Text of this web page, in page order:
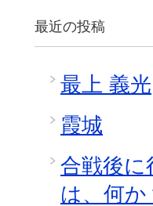
最近の投稿
最上 義光
霞城
合戦後に
は、何か